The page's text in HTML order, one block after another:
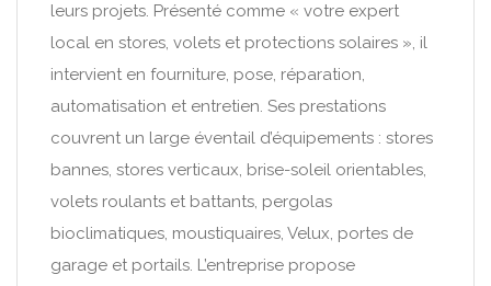
leurs projets. Présenté comme « votre expert
local en stores, volets et protections solaires », il
intervient en fourniture, pose, réparation,
automatisation et entretien. Ses prestations
couvrent un large éventail d’équipements : stores
bannes, stores verticaux, brise-soleil orientables,
volets roulants et battants, pergolas
bioclimatiques, moustiquaires, Velux, portes de
garage et portails. L’entreprise propose